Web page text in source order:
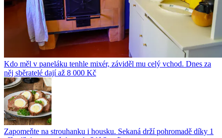
Kdo měl v paneláku tenhle mixér, záviděl mu celý vchod. Dnes za
něj sběratelé dají až 8 000 Kč
Zapomeňte na strouhanku i housku. Sekaná drží pohromadě díky 1